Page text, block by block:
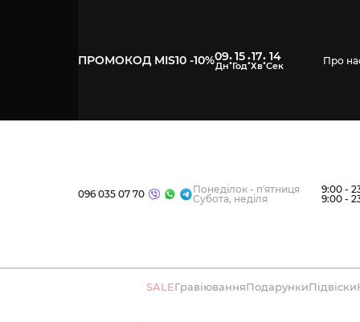
ПРОМОКОД MIS10 -10%09:15:17: 13 Про
096 035 07 70 Понеділок - пʼятниця
9:00 -
Субота, неділя
9:00 -
SALEГравіюванняПодарункиПідвіски